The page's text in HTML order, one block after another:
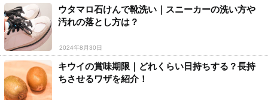
ウタマロ石けんで靴洗い｜スニーカーの洗い方や
汚れの落とし方は？
2024年8月30日
キウイの賞味期限｜どれくらい日持ちする？長持
ちさせるワザを紹介！